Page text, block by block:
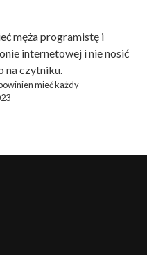
męża programistę i
internetowej i nie nosić
na czytniku.
mieć każdy